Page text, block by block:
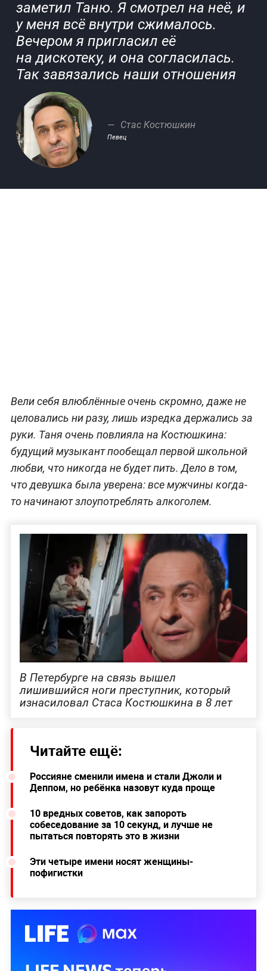
заметил Таню. Я смотрел на неё, и
у меня всё внутри сжималось.
Вечером я пригласил её
на дискотеку, и она согласилась.
Так завязались наши отношения
Стас Костюшкин
Певец
Вели себя влюблённые очень скромно, даже не
целовались ни разу, лишь изредка держались за
руки. Таня очень повлияла на Костюшкина:
будущий музыкант пообещал первой школьной
любви, что никогда не будет пить. Дело в том,
что девушка была уверена: все мужчины когда-
то начинают злоупотреблять алкоголем.
В Петербурге на связь вышел
лишившийся ноги преступник, который
изнасиловал Стаса Костюшкина в 8 лет
Читайте ещё:
Россияне сменили имена и стали Джоли и
Деппом, но ребёнка назовут куда проще
10 вредных советов, как запороть
собеседование за 10 секунд, и лучше не
пытаться повторять это в жизни
Эти четыре имени носят женщины-
пофигистки